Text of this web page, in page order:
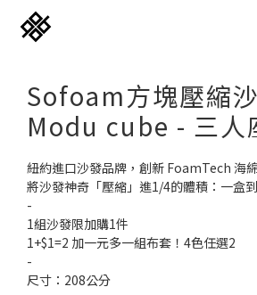
免膠科技木紋地板
Sofoam方塊壓縮
Modu cube - 三人
紐約進口沙發品牌，創新 FoamTech 海
將沙發神奇「壓縮」進1/4的體積：一盒
-
1組沙發限加購1件
1+$1=2 加一元多一組布套！4色任選2
-
尺寸：208公分